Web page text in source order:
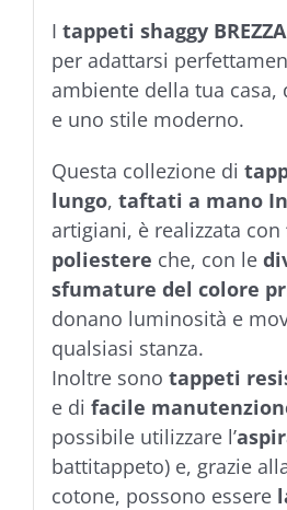
I tappeti shaggy BREZZA
per adattarsi
ambiente della tua casa,
e uno stile moderno.
Questa collezione di
lungo, taftati a mano
artigiani, è realizzata con
poliestere che, con le
sfumature del colore
donano luminosità e
qualsiasi stanza.
Inoltre sono tappeti
e di facile
possibile utilizzare l’
battitappeto) e, grazie
cotone, possono essere